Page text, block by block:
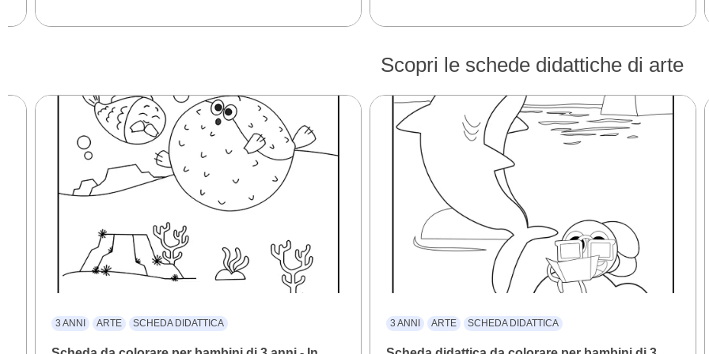
Scopri le schede didattiche di arte
3 ANNI ARTE SCHEDA DIDATTICA 3 ANNI ARTE SCHEDA DIDATTICA